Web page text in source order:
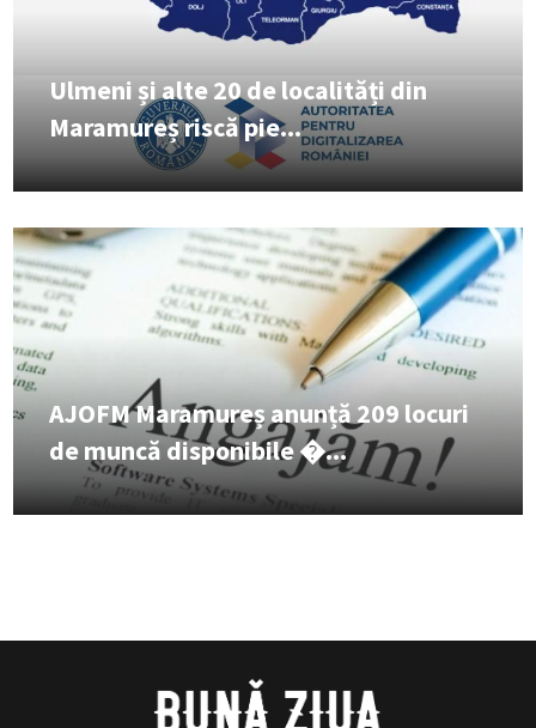
Ulmeni și alte 20 de localități din
Maramureș riscă pie...
AJOFM Maramureș anunță 209 locuri
de muncă disponibile �...